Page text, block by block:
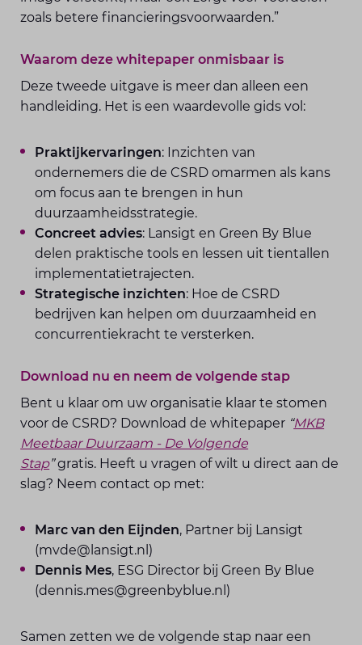
zoals betere financieringsvoorwaarden.”
Waarom deze whitepaper onmisbaar is
Deze tweede uitgave is meer dan alleen een
handleiding. Het is een waardevolle gids vol:
Praktijkervaringen: Inzichten van
ondernemers die de CSRD omarmen als kans
om focus aan te brengen in hun
duurzaamheidsstrategie.
Concreet advies: Lansigt en Green By Blue
delen praktische tools en lessen uit tientallen
implementatietrajecten.
Strategische inzichten: Hoe de CSRD
bedrijven kan helpen om duurzaamheid en
concurrentiekracht te versterken.
Download nu en neem de volgende stap
Bent u klaar om uw organisatie klaar te stomen
voor de CSRD? Download de whitepaper “MKB
Meetbaar Duurzaam - De Volgende
Stap”gratis. Heeft u vragen of wilt u direct aan de
slag? Neem contact op met:
Marc van den Eijnden, Partner bij Lansigt
(mvde@lansigt.nl)
Dennis Mes, ESG Director bij Green By Blue
(dennis.mes@greenbyblue.nl)
Samen zetten we de volgende stap naar een